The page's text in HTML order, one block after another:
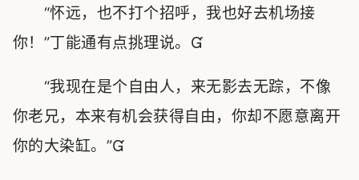
“怀远，也不打个招呼，我也好去机场接
你！”丁能通有点挑理说。
“我现在是个自由人，来无影去无踪，不像
你老兄，本来有机会获得自由，你却不愿意离开
你的大染缸。”